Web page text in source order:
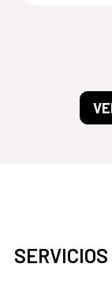
SERVICIOS